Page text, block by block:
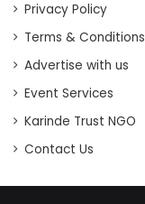
Privacy Policy
Terms & Conditions
Advertise with us
Event Services
Karinde Trust NGO
Contact Us